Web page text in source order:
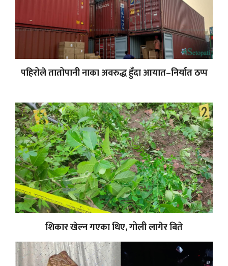
पहिरोले तातोपानी नाका अवरुद्ध हुँदा आयात–निर्यात ठप्प
शिकार खेल्न गएका थिए, गोली लागेर बिते